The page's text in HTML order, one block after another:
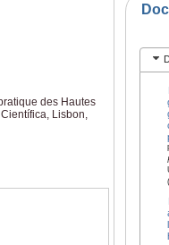
des Hautes
Lisbon,